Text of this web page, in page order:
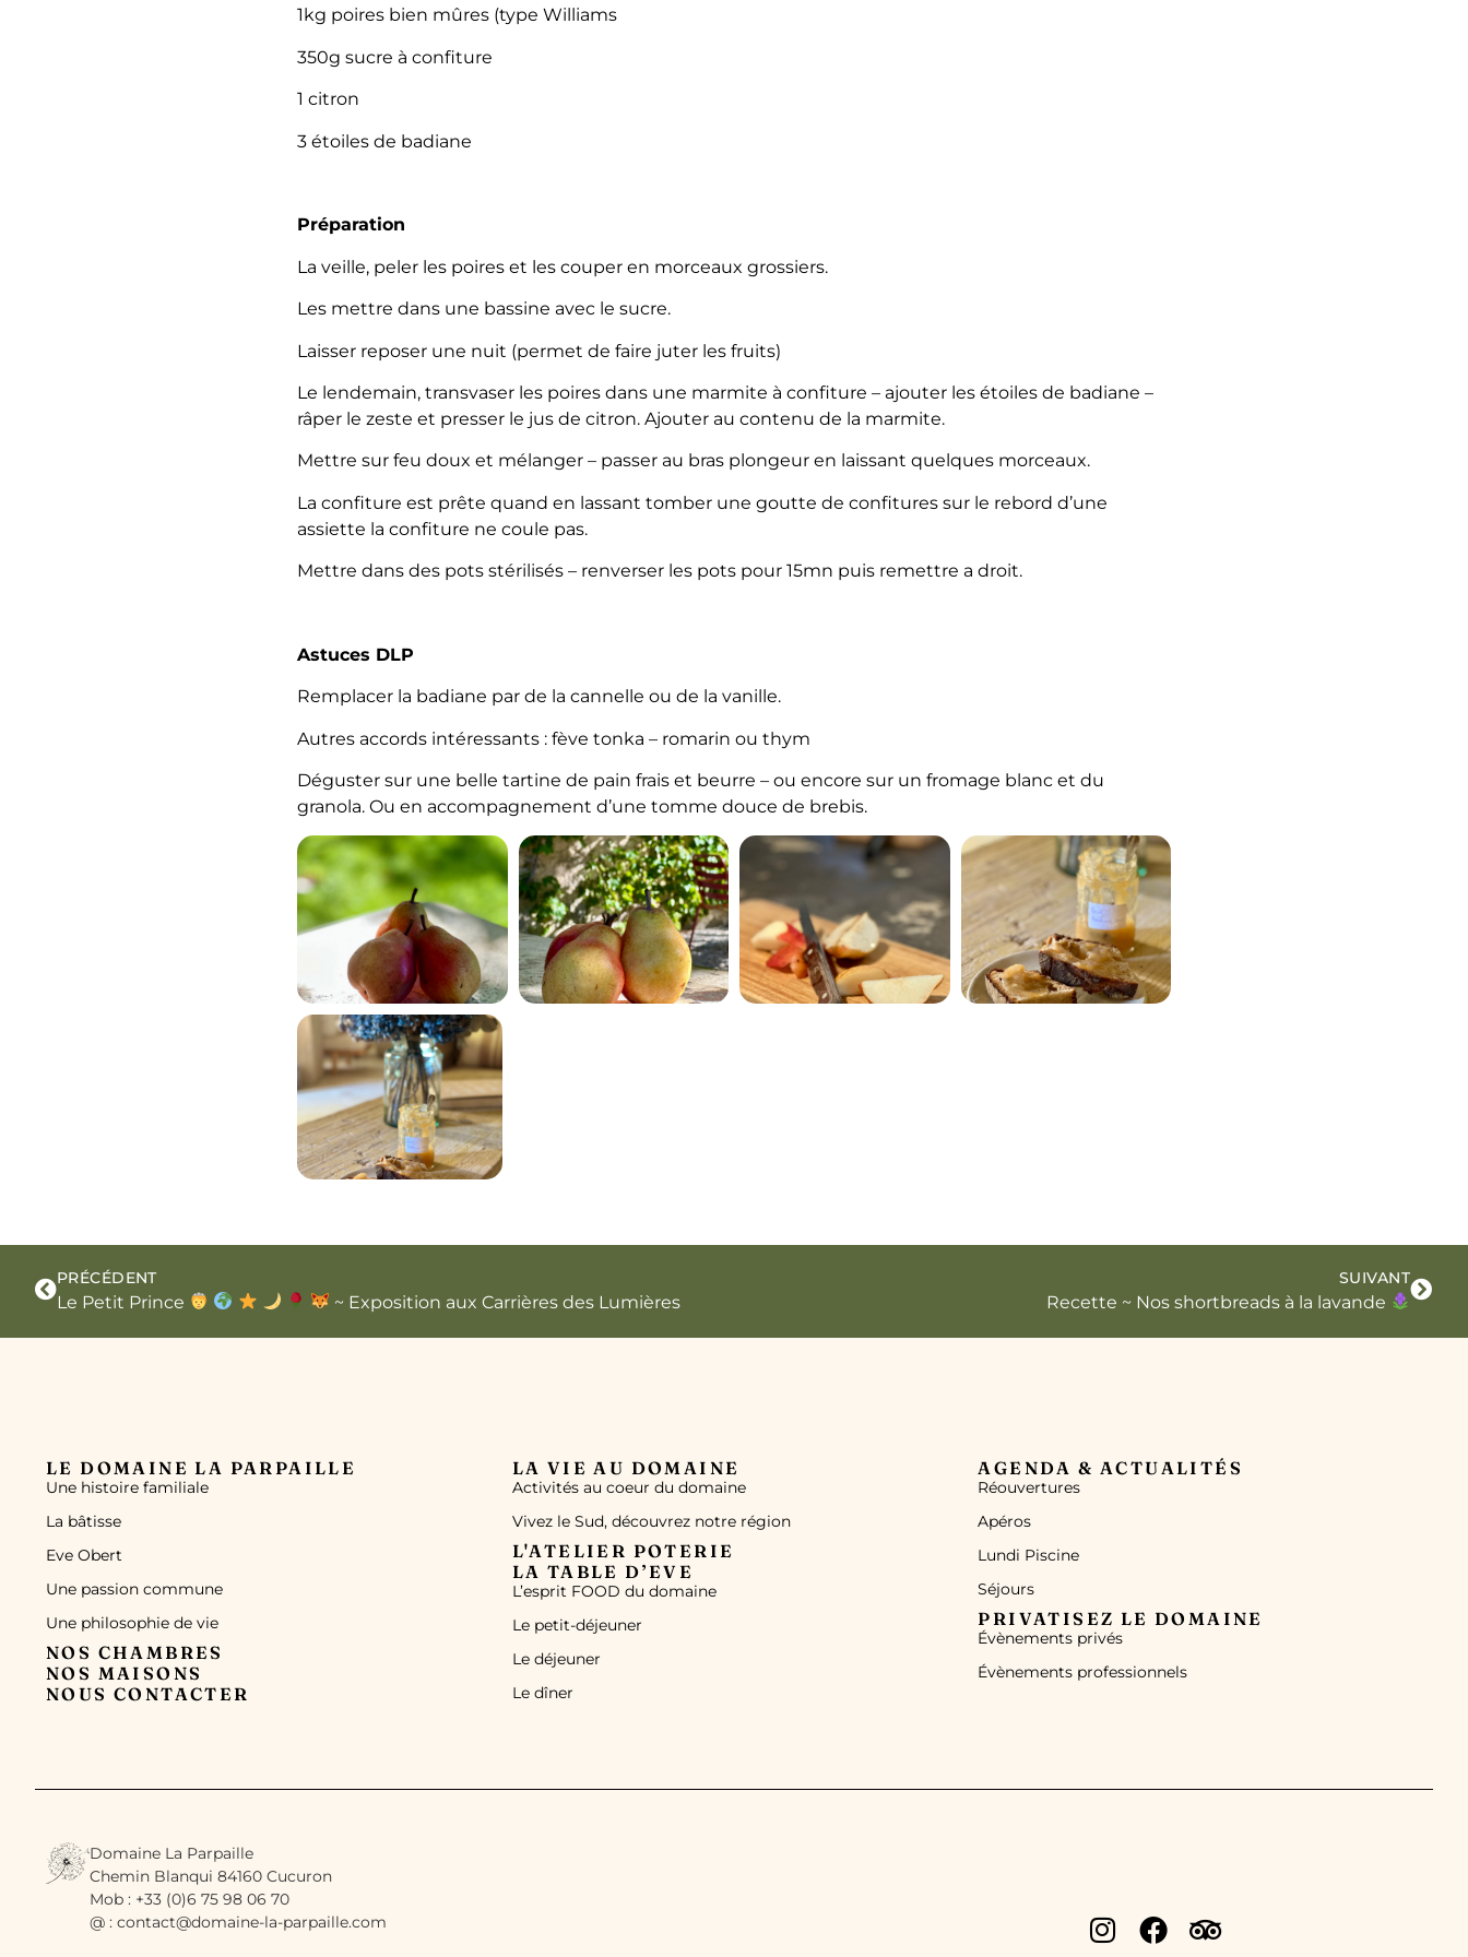
1kg poires bien mûres (type Williams
350g sucre à confiture
1 citron
3 étoiles de badiane
Préparation
La veille, peler les poires et les couper en morceaux grossiers.
Les mettre dans une bassine avec le sucre.
Laisser reposer une nuit (permet de faire juter les fruits)
Le lendemain, transvaser les poires dans une marmite à confiture – ajouter les étoiles de badiane –
râper le zeste et presser le jus de citron. Ajouter au contenu de la marmite.
Mettre sur feu doux et mélanger – passer au bras plongeur en laissant quelques morceaux.
La confiture est prête quand en lassant tomber une goutte de confitures sur le rebord d’une
assiette la confiture ne coule pas.
Mettre dans des pots stérilisés – renverser les pots pour 15mn puis remettre a droit.
Astuces DLP
Remplacer la badiane par de la cannelle ou de la vanille.
Autres accords intéressants : fève tonka – romarin ou thym
Déguster sur une belle tartine de pain frais et beurre – ou encore sur un fromage blanc et du
granola. Ou en accompagnement d’une tomme douce de brebis.
PRÉCÉDENT
Le Petit Prince ~ Exposition aux Carrières des Lumières
SUIVANT
Recette ~ Nos shortbreads à la lavande
LE DOMAINE LA PARPAILLE
Une histoire familiale
La bâtisse
Eve Obert
Une passion commune
Une philosophie de vie
NOS CHAMBRES
NOS MAISONS
NOUS CONTACTER
LA VIE AU DOMAINE
Activités au coeur du domaine
Vivez le Sud, découvrez notre région
L'ATELIER POTERIE
LA TABLE D’EVE
L’esprit FOOD du domaine
Le petit-déjeuner
Le déjeuner
Le dîner
AGENDA & ACTUALITÉS
Réouvertures
Apéros
Lundi Piscine
Séjours
PRIVATISEZ LE DOMAINE
Évènements privés
Évènements professionnels
Domaine La Parpaille
Chemin Blanqui 84160 Cucuron
Mob : +33 (0)6 75 98 06 70
@ : contact@domaine-la-parpaille.com